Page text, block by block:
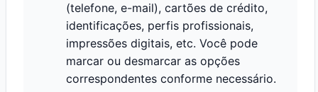
(telefone, e-mail), cartões de crédito,
identificações, perfis profissionais,
impressões digitais, etc. Você pode
marcar ou desmarcar as opções
correspondentes conforme necessário.